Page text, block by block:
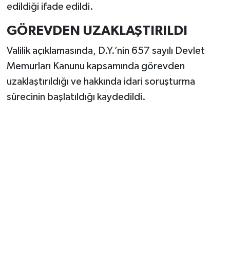
edildiği ifade edildi.
GÖREVDEN UZAKLAŞTIRILDI
Valilik açıklamasında, D.Y.’nin 657 sayılı Devlet
Memurları Kanunu kapsamında görevden
uzaklaştırıldığı ve hakkında idari soruşturma
sürecinin başlatıldığı kaydedildi.